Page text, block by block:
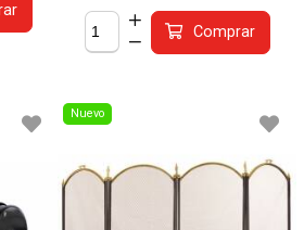
Comprar
Nuevo